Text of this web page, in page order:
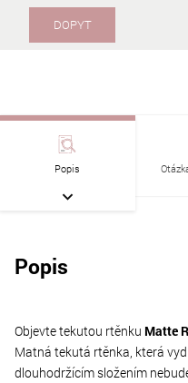
DOPYT
Popis
Popis
Objevte tekutou rtěnku Matte
Matná tekutá rtěnka, která
dlouhodržícím složením